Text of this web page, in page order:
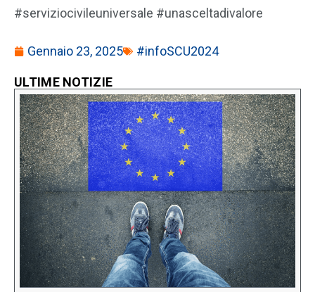
#serviziocivileuniversale #unasceltadivalore
Gennaio 23, 2025 #infoSCU2024
ULTIME NOTIZIE